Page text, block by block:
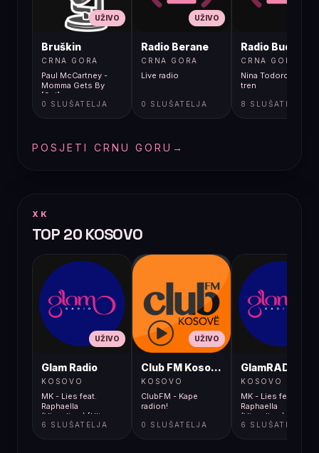
UŽIVO
Bruškin
CRNA GORA
Paul McCartney -
Momma Gets By
[9gj]
0 SLUŠATELJA
UŽIVO
Radio Berane
CRNA GORA
Live radio
0 SLUŠATELJA
Radio Budva
CRNA GORA
Nina Todorovic -
tren
8 SLUŠATELJA
POSJETI CRNU GORU →
XK
TOP 20 KOSOVO
UŽIVO
Glam Radio
KOSOVO
MK - Lies feat.
Raphaella
(Visualizer) [Ultra
Music]
6 SLUŠATELJA
UŽIVO
Club FM Kosovë
KOSOVO
ClubFM - Kape
radion!
0 SLUŠATELJA
GlamRADIO
KOSOVO
MK - Lies feat.
Raphaella
(Visualizer) [Ultra
Music]
6 SLUŠATELJA